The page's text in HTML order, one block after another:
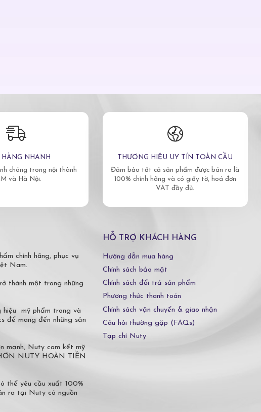
HÀNG NHANH
chóng trong nội thành
và Hà Nội.
THƯƠNG HIỆU UY TÍN TOÀN CẦU
Đảm bảo tất cả sản phẩm được bán ra là
100% chính hãng và có giấy tờ, hoá đơn
VAT đầy đủ.
chính hãng, phục vụ
Nam.
thành một trong những
hiệu mỹ phẩm trong và
để mang đến những sản
mạnh, Nuty cam kết mỹ
NUTY HOÀN TIỀN
thể yêu cầu xuất 100%
ra tại Nuty có nguồn
HỖ TRỢ KHÁCH HÀNG
Hướng dẫn mua hàng
Chính sách bảo mật
Chính sách đổi trả sản phẩm
Phương thức thanh toán
Chính sách vận chuyển & giao nhận
Câu hỏi thường gặp (FAQs)
Tạp chí Nuty